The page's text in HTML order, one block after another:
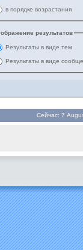
в порядке возрастания
результатов
Результаты в виде тем
Результаты в виде
Сейчас: 7